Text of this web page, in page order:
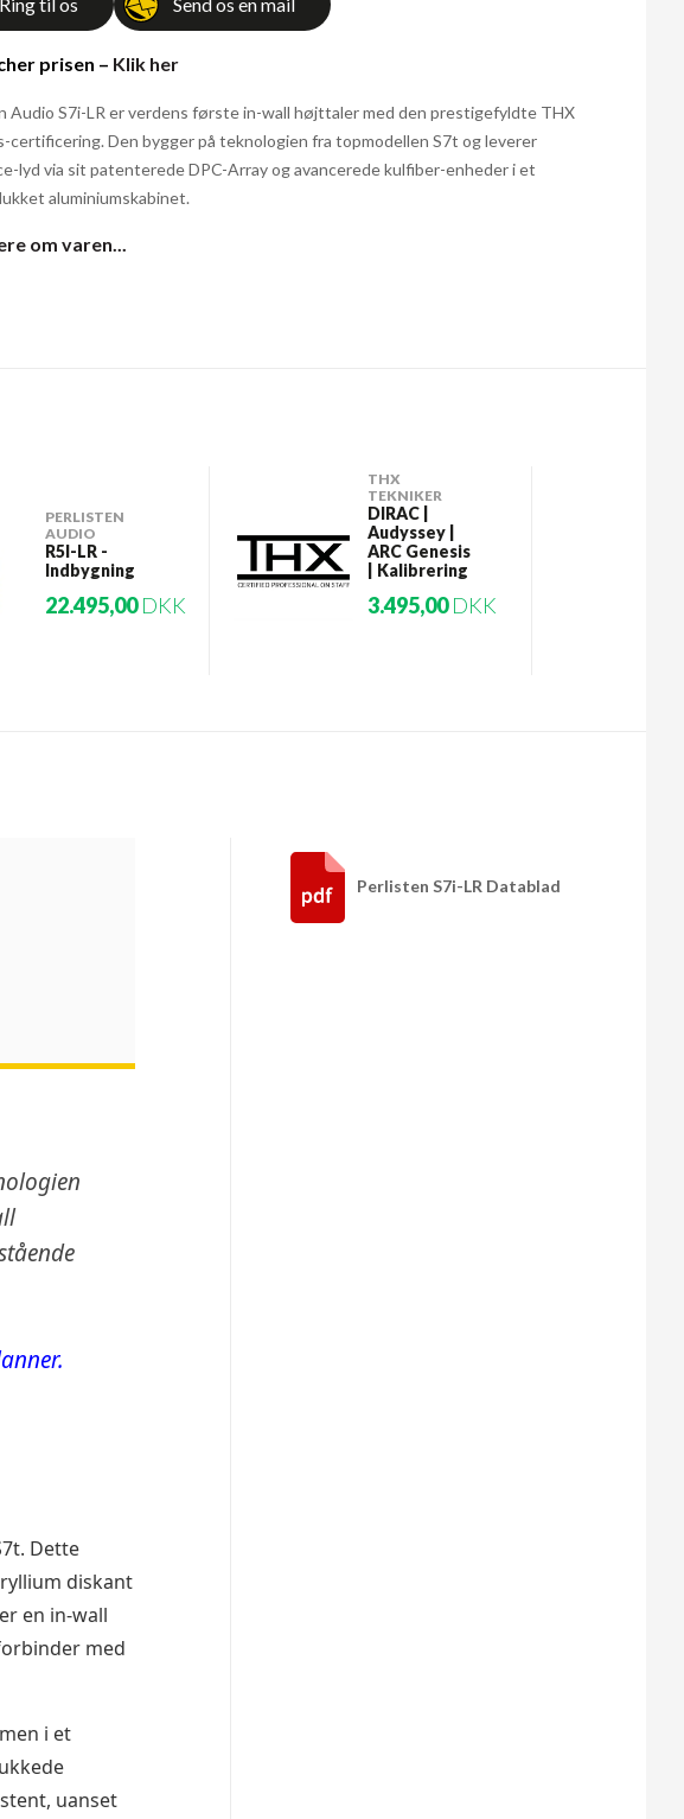
prisen – Klik her
Audio S7i-LR er verdens første in-wall højttaler med den prestigefyldte THX
certificering. Den bygger på teknologien fra topmodellen S7t og leverer
lyd via sit patenterede DPC-Array og avancerede kulfiber-enheder i et
aluminiumskabinet.
om varen...
PERLISTEN
AUDIO
R5I-LR -
Indbygning
22.495,00 DKK
THX
TEKNIKER
DIRAC |
Audyssey |
ARC Genesis
| Kalibrering
3.495,00 DKK
Dette
diskant
en in-wall
med
i et
uanset
Perlisten S7i-LR Datablad